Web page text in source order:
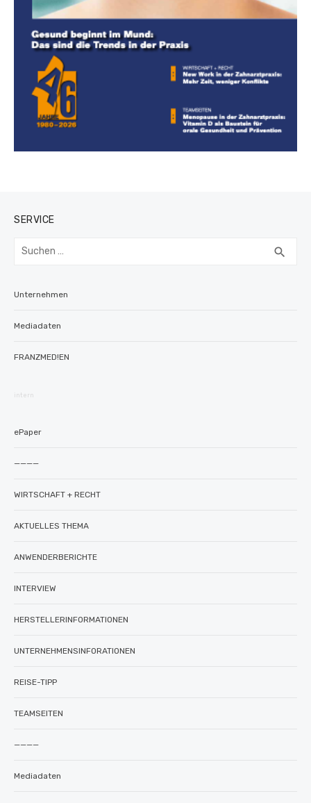
SERVICE
Suchen
search
Unternehmen
Mediadaten
FRANZMED!EN
intern
ePaper
————
WIRTSCHAFT + RECHT
AKTUELLES THEMA
ANWENDERBERICHTE
INTERVIEW
HERSTELLERINFORMATIONEN
UNTERNEHMENSINFORATIONEN
REISE-TIPP
TEAMSEITEN
————
Mediadaten